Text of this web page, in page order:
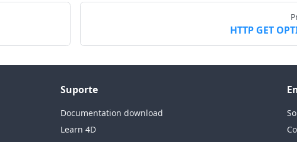
HTTP GET
Suporte
Documentation download
Learn 4D